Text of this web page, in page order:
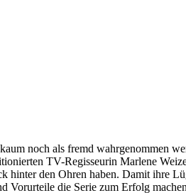
noch als fremd wahrgenommen
TV-Regisseurin Marlene
hinter den Ohren haben. Damit ihre
die Serie zum Erfolg